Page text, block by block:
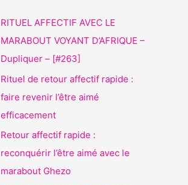
RITUEL AFFECTIF AVEC LE
MARABOUT VOYANT D’AFRIQUE –
Dupliquer – [#263]
Rituel de retour affectif rapide :
faire revenir l’être aimé
efficacement
Retour affectif rapide :
reconquérir l’être aimé avec le
marabout Ghezo